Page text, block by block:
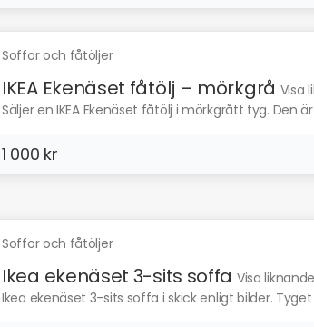
Soffor och fåtöljer
IKEA Ekenäset fåtölj – mörkgrå Visa
Säljer en IKEA Ekenäset fåtölj i mörkgrått tyg. Den
1 000 kr
Soffor och fåtöljer
Ikea ekenäset 3-sits soffa Visa liknande
Ikea ekenäset 3-sits soffa i skick enligt bilder.